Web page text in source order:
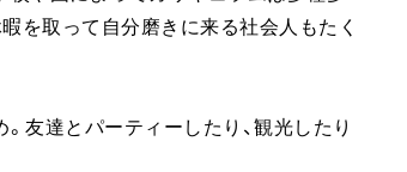
を取って自分磨きに来る社会人もたく
友達とパーティーしたり、観光したり